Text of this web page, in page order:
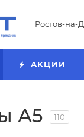
Ростов-на-
АКЦИИ
А5 110